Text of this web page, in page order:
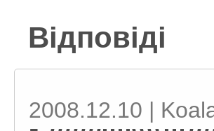
Відповіді
2008.12.10 |